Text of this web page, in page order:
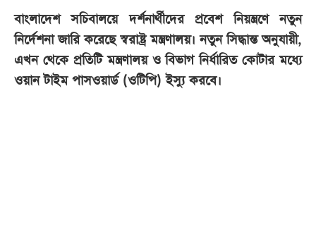
তথ্যপ্রযুক্তি
সব
বিভাগ
বাংলাদেশ সচিবালয়ে দর্শনার্থীদের প্রবেশ নিয়ন্ত্রণে নতুন
নির্দেশনা জারি করেছে স্বরাষ্ট্র মন্ত্রণালয়।নতুন সিদ্ধান্ত অনুযায়ী,
এখন থেকে প্রতিটি মন্ত্রণালয় ও বিভাগ নির্ধারিত কোটার মধ্যে
ওয়ান টাইম পাসওয়ার্ড (ওটিপি) ইস্যু করবে।